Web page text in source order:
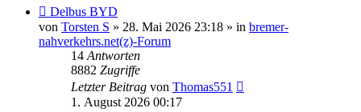
Neuer
Beitrag
Delbus BYD
von Torsten S » 28. Mai 2026 23:18 » in bremer-
nahverkehrs.net(z)-Forum
14 Antworten
8882 Zugriffe
Letzter Beitrag von Thomas551
1. August 2026 00:17